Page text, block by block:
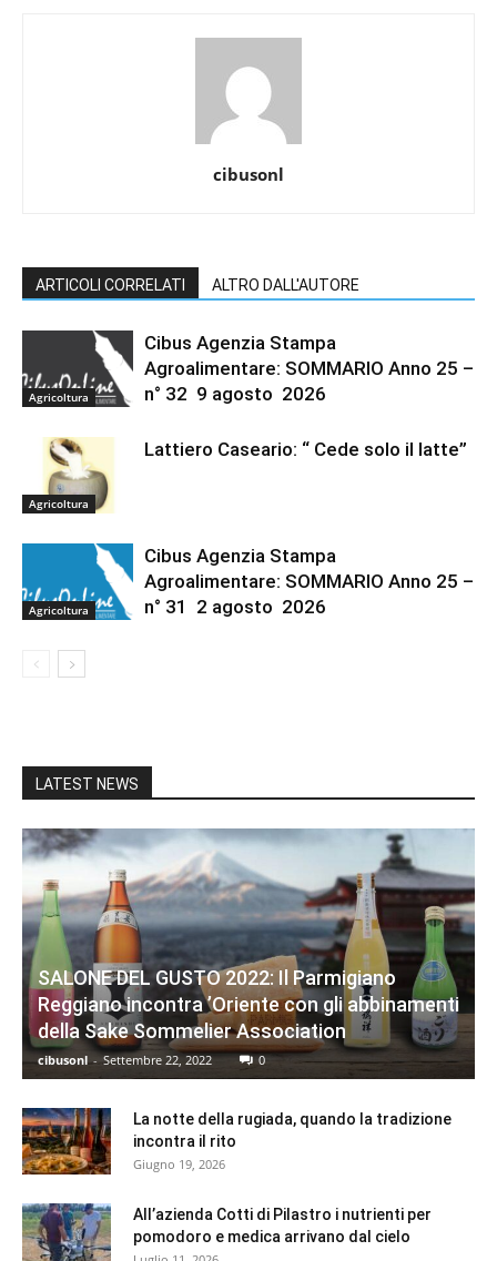
cibusonl
ARTICOLI CORRELATI ALTRO DALL'AUTORE
Agricoltura
Cibus Agenzia Stampa
Agroalimentare: SOMMARIO Anno 25 –
n° 32 9 agosto 2026
Agricoltura
Lattiero Caseario: “ Cede solo il latte”
Agricoltura
Cibus Agenzia Stampa
Agroalimentare: SOMMARIO Anno 25 –
n° 31 2 agosto 2026
LATEST NEWS
SALONE DEL GUSTO 2022: Il Parmigiano
Reggiano incontra ’Oriente con gli abbinamenti
della Sake Sommelier Association
cibusonl - Settembre 22, 2022 0
La notte della rugiada, quando la tradizione
incontra il rito
Giugno 19, 2026
All’azienda Cotti di Pilastro i nutrienti per
pomodoro e medica arrivano dal cielo